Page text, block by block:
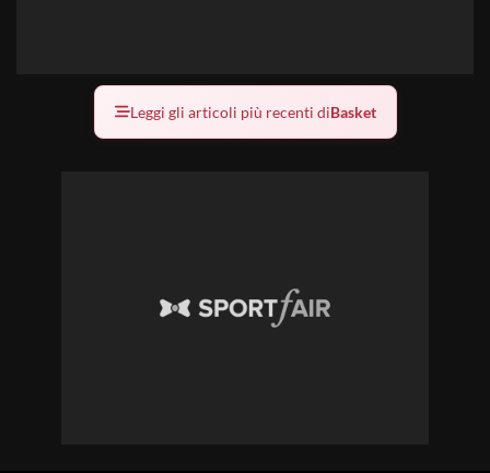
Leggi gli articoli più recenti diBasket